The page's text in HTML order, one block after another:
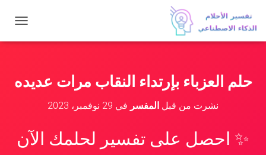
ب
ا
ل
حلم العزباء بإرتداء النقاب مرات عديده
نشرت من قبل المفسر في 29 نوفمبر، 2023
✨ احصل على تفسير لحلمك الآن